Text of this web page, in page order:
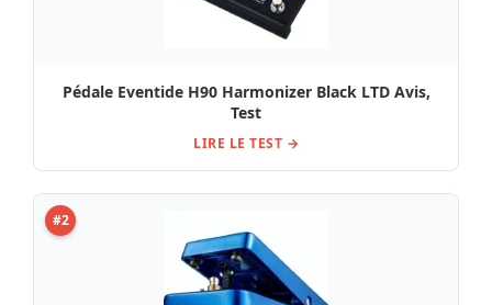
Pédale Eventide H90 Harmonizer Black LTD Avis,
Test
LIRE LE TEST →
#2